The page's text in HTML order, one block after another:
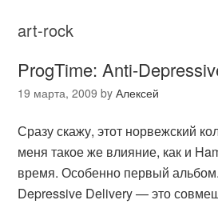
art-rock
ProgTime: Anti-
19 марта, 2009 byАлексей
Сразу скажу, этот норвежский
меня такое же влияние, как и
время. Особенно первый
Depressive Delivery — это